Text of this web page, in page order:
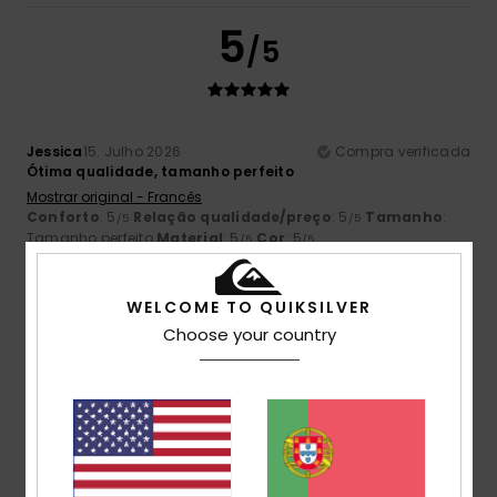
5/5
Jessica15. Julho 2026
Compra verificada
Ótima qualidade, tamanho perfeito
Mostrar original - Francês
Conforto: 5 /5 Relação qualidade/preço: 5 /5 Tamanho:
Tamanho perfeitoMaterial: 5/5 Cor: 5/5
Eu recomendo este produto
5/5
Chantal14. Julho 2026
Está perfeito!
Mostrar original - Francês
WELCOME TO QUIKSILVER
Choose your country